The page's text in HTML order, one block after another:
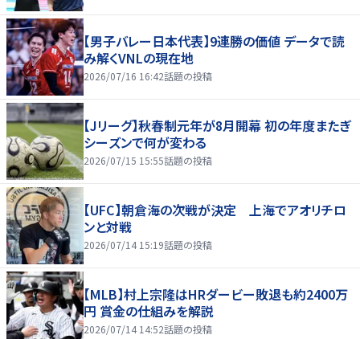
【男子バレー日本代表】9連勝の価値 データで読
み解くVNLの現在地
2026/07/16 16:42話題の投稿
【Jリーグ】秋春制元年が8月開幕 初の年度またぎ
シーズンで何が変わる
2026/07/15 15:55話題の投稿
【UFC】朝倉海の次戦が決定 上海でアオリチロ
ンと対戦
2026/07/14 15:19話題の投稿
【MLB】村上宗隆はHRダービー敗退も約2400万
円 賞金の仕組みを解説
2026/07/14 14:52話題の投稿